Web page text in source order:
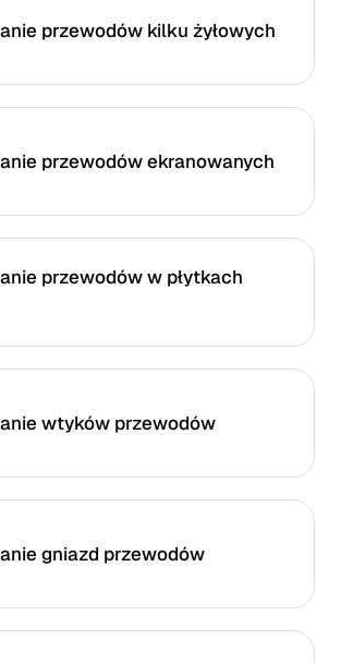
przewodów kilku żyłowych
przewodów ekranowanych
przewodów w płytkach
wtyków przewodów
gniazd przewodów